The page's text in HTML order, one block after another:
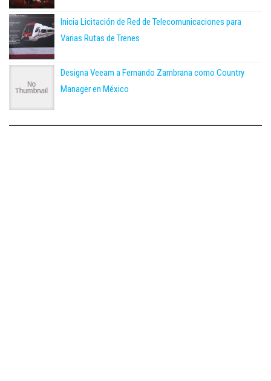
Inicia Licitación de Red de Telecomunicaciones para
Varias Rutas de Trenes
Designa Veeam a Fernando Zambrana como Country
Manager en México